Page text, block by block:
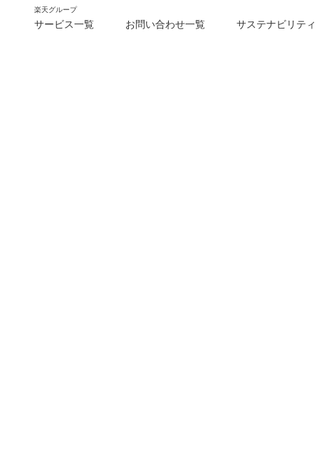
楽天グループ
サービス一覧 お問い合わせ一覧 サステナビリティ